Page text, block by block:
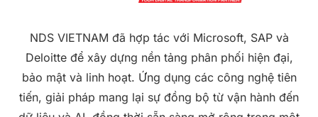
NDS VIETNAM đã hợp tác với Microsoft, SAP và
Deloitte để xây dựng nền tảng phân phối hiện đại,
bảo mật và linh hoạt. Ứng dụng các công nghệ tiên
tiến, giải pháp mang lại sự đồng bộ từ vận hành đến